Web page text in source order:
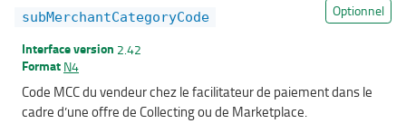
subMerchantCategoryCode Optionnel
Interface version 2.42
Format N4
Code MCC du vendeur chez le facilitateur de paiement dans le
cadre d’une offre de Collecting ou de Marketplace.